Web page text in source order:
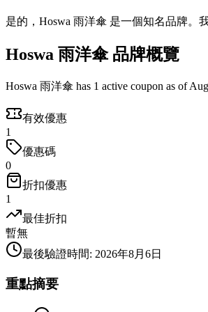
是的，Hoswa 雨洋傘 是一個知名品牌。
Hoswa 雨洋傘 品牌概覽
Hoswa 雨洋傘 has 1 active coupon as of
有效優惠
1
優惠碼
0
折扣優惠
1
最佳折扣
暫無
最後驗證時間: 2026年8月6日
重點摘要